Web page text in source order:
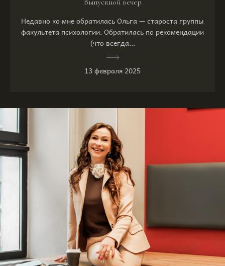
Выпускной вечер
Недавно ко мне обратилась Ольга — староста группы
факультета психологии. Обратилась по рекомендации
(что всегда...
13 февраля 2025